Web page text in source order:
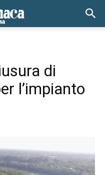
di
l’impianto